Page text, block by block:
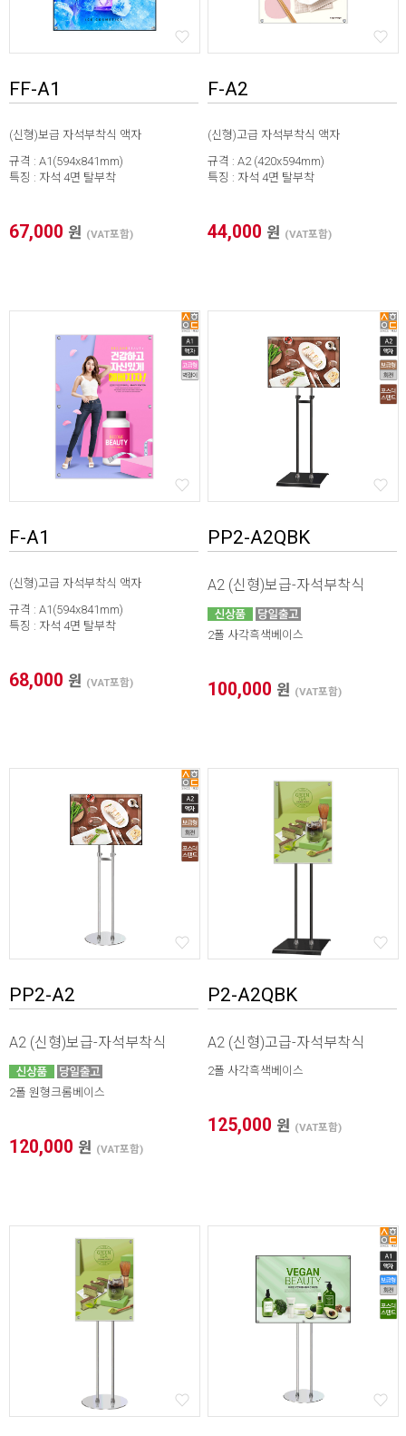
FF-A1
(신형)보급 자석부착식 액자
규격 : A1(594x841mm)
특징 : 자석 4면 탈부착
67,000 원 (VAT포함)
F-A2
(신형)고급 자석부착식 액자
규격 : A2 (420x594mm)
특징 : 자석 4면 탈부착
44,000 원 (VAT포함)
F-A1
(신형)고급 자석부착식 액자
규격 : A1(594x841mm)
특징 : 자석 4면 탈부착
68,000 원 (VAT포함)
PP2-A2QBK
A2 (신형)보급-자석부착식
2폴 사각흑색베이스
100,000 원 (VAT포함)
PP2-A2
A2 (신형)보급-자석부착식
2폴 원형크롬베이스
120,000 원 (VAT포함)
P2-A2QBK
A2 (신형)고급-자석부착식
2폴 사각흑색베이스
125,000 원 (VAT포함)